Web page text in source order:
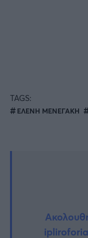
TAGS:
ΕΛΕΝΗ ΜΕΝΕΓΑΚΗ